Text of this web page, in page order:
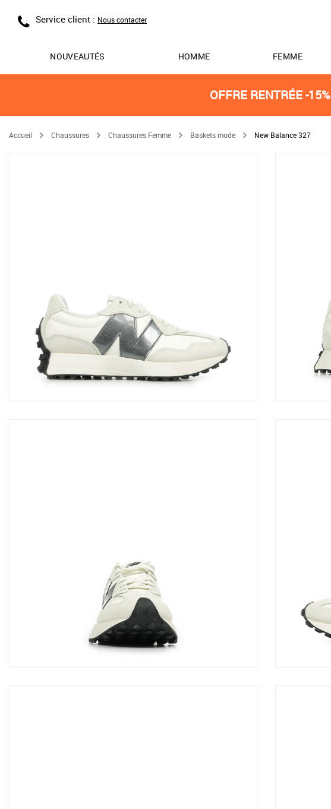
Service client : Nous contacter
NOUVEAUTÉS HOMME FEMME
OFFRE RENTRÉE -15%
Accueil Chaussures Chaussures Femme Baskets mode New Balance 327